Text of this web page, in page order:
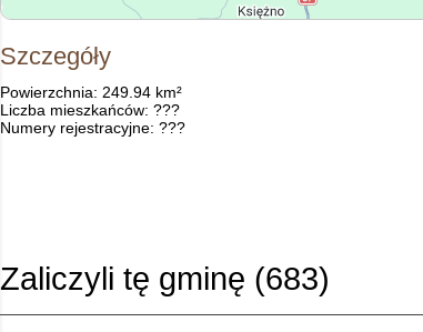
Szczegóły
Powierzchnia: 249.94 km²
Liczba mieszkańców: ???
Numery rejestracyjne: ???
Zaliczyli tę gminę (683)